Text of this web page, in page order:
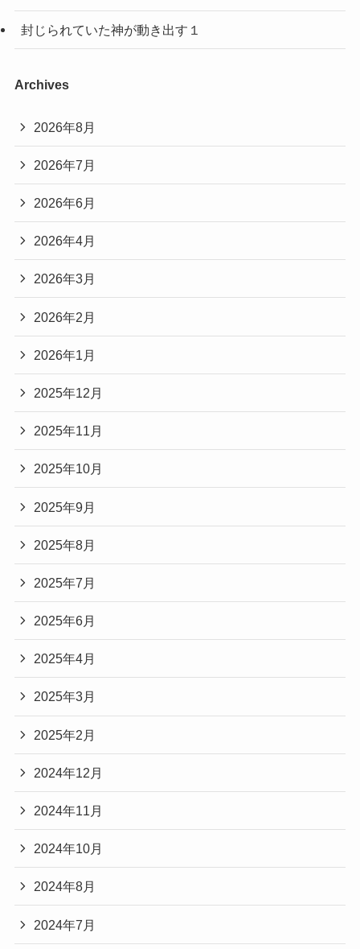
封じられていた神が動き出す１
Archives
2026年8月
2026年7月
2026年6月
2026年4月
2026年3月
2026年2月
2026年1月
2025年12月
2025年11月
2025年10月
2025年9月
2025年8月
2025年7月
2025年6月
2025年4月
2025年3月
2025年2月
2024年12月
2024年11月
2024年10月
2024年8月
2024年7月